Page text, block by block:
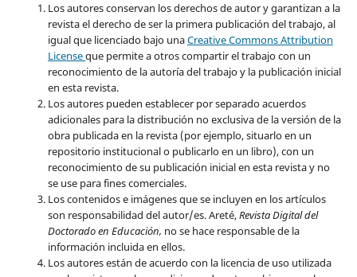
Los autores conservan los derechos de autor y garantizan a la
revista el derecho de ser la primera publicación del trabajo, al
igual que licenciado bajo unaCreative Commons Attribution
Licenseque permite a otros compartir el trabajo con un
reconocimiento de la autoría del trabajo y la publicación inicial
en esta revista.
Los autores pueden establecer por separado acuerdos
adicionales para la distribución no exclusiva de la versión de la
obra publicada en la revista (por ejemplo, situarlo en un
repositorio institucional o publicarlo en un libro), con un
reconocimiento de su publicación inicial en esta revista y no
se use para fines comerciales.
Los contenidos e imágenes que se incluyen en los artículos
son responsabilidad del autor/es. Areté,Revista Digital del
Doctorado en Educación, no se hace responsable de la
información incluida en ellos.
Los autores están de acuerdo con la licencia de uso utilizada